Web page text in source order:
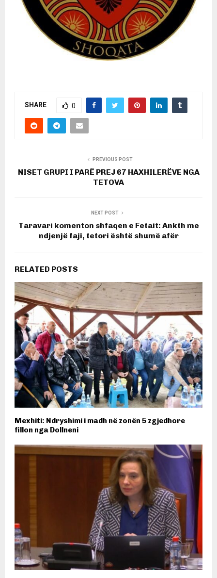
SHARE 0
PREVIOUS POST
NISET GRUPI I PARË PREJ 67 HAXHILERËVE NGA
TETOVA
NEXT POST
Taravari komenton shfaqen e Fetait: Ankth me
ndjenjë faji, tetori është shumë afër
RELATED POSTS
Mexhiti: Ndryshimi i madh në zonën 5 zgjedhore
fillon nga Dollneni